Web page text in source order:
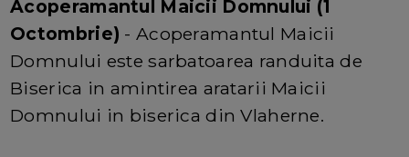
Acoperamantul Maicii Domnului (1
Octombrie) - Acoperamantul Maicii
Domnului este sarbatoarea randuita de
Biserica in amintirea aratarii Maicii
Domnului in biserica din Vlaherne.